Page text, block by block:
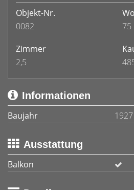
Objekt-Nr.
0082
75
Zimmer
2,5
Informationen
Baujahr
1927
Ausstattung
Balkon